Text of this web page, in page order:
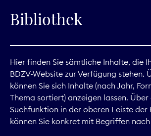
Service
Digitales
Kommunikation
Marktdaten
Bibliothek
Hier finden Sie sämtliche Inhalte, die
BDZV-Website zur Verfügung stehen.
können Sie sich Inhalte (nach Jahr,
Thema sortiert) anzeigen lassen. Über
Suchfunktion in der oberen Leiste der
können Sie konkret mit Begriffen